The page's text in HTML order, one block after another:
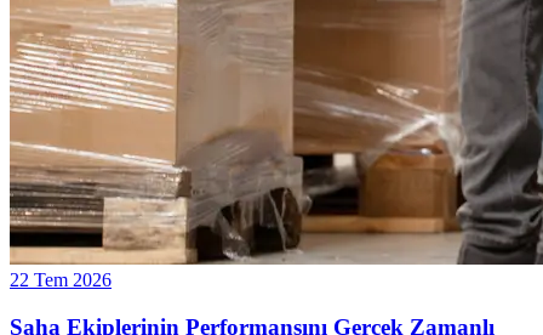
22 Tem 2026
Saha Ekiplerinin Performansını Gerçek Zamanlı